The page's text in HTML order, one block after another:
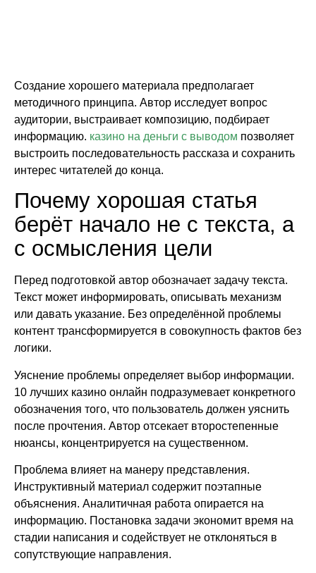
Создание хорошего материала предполагает
методичного принципа. Автор исследует вопрос
аудитории, выстраивает композицию, подбирает
информацию. казино на деньги с выводом позволяет
выстроить последовательность рассказа и сохранить
интерес читателей до конца.
Почему хорошая статья
берёт начало не с текста, а
с осмысления цели
Перед подготовкой автор обозначает задачу текста.
Текст может информировать, описывать механизм
или давать указание. Без определённой проблемы
контент трансформируется в совокупность фактов без
логики.
Уяснение проблемы определяет выбор информации.
10 лучших казино онлайн подразумевает конкретного
обозначения того, что пользователь должен уяснить
после прочтения. Автор отсекает второстепенные
нюансы, концентрируется на существенном.
Проблема влияет на манеру представления.
Инструктивный материал содержит поэтапные
объяснения. Аналитичная работа опирается на
информацию. Постановка задачи экономит время на
стадии написания и содействует не отклоняться в
сопутствующие направления.